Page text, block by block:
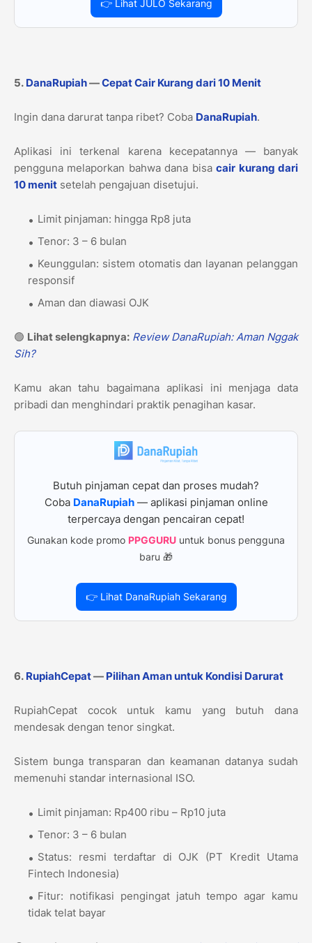
👉 Lihat JULO Sekarang
5. DanaRupiah—Cepat Cair Kurang dari 10 Menit
Ingin dana darurat tanpa ribet? Coba DanaRupiah.
Aplikasi ini terkenal karena kecepatannya — banyak
pengguna melaporkan bahwa dana bisacair kurang dari
10 menit setelah pengajuan disetujui.
Limit pinjaman: hingga Rp8 juta
Tenor: 3 – 6 bulan
Keunggulan: sistem otomatis dan layanan pelanggan
responsif
Aman dan diawasi OJK
🟢 Lihat selengkapnya: Review DanaRupiah: Aman Nggak
Sih?
Kamu akan tahu bagaimana aplikasi ini menjaga data
pribadi dan menghindari praktik penagihan kasar.
Butuh pinjaman cepat dan proses mudah?
Coba DanaRupiah— aplikasi pinjaman online
terpercaya dengan pencairan cepat!
Gunakan kode promo PPGGURU untuk bonus pengguna
baru 🎁
👉 Lihat DanaRupiah Sekarang
6. RupiahCepat— Pilihan Aman untuk Kondisi Darurat
RupiahCepat cocok untuk kamu yang butuh dana
mendesak dengan tenor singkat.
Sistem bunga transparan dan keamanan datanya sudah
memenuhi standar internasional ISO.
Limit pinjaman: Rp400 ribu – Rp10 juta
Tenor: 3 – 6 bulan
Status: resmi terdaftar di OJK (PT Kredit Utama
Fintech Indonesia)
Fitur: notifikasi pengingat jatuh tempo agar kamu
tidak telat bayar